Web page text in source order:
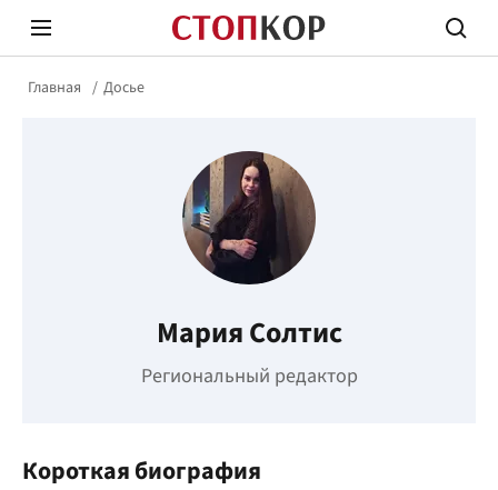
Стоп Политической Коррупции
Главная Досье
Мария Солтис
Региональный редактор
Короткая биография